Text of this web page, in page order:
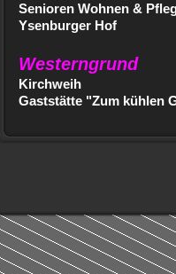
Senioren Wohnen &
Ysenburger Hof
Westerngrund
Kirchweih
Gaststätte "Zum kühlen